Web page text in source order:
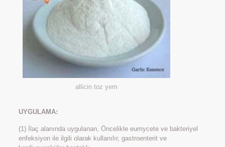
allicin toz yem
UYGULAMA:
(1) İlaç alanında uygulanan, Öncelikle eumycete ve bakteriyel
enfeksiyon ile ilgili olarak kullanılır, gastroenterit ve